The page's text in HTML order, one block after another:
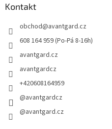
Kontakt
obchod@avantgard.cz
608 164 959 (Po-Pá 8-16h)
avantgard.cz
avantgardcz
+420608164959
@avantgardcz
@avantgard.cz